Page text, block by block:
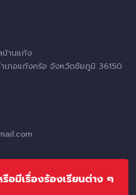
บ้านแก้ง
ภอแก้งคร้อ จังหวัดชัยภูมิ 36150
อมีเรื่องร้องเรียนต่าง ๆ